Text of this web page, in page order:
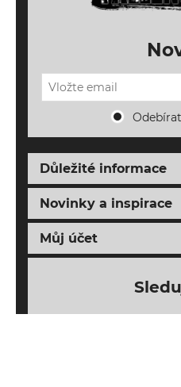
Odebírat
Důležité informace
Doprava, platba a
Napište nám
O FALLENS AIRSOFT
Novinky a inspirace
Nové produkty
Blog o airsoftu
Novinky z FALLENS
Můj účet
Moje objednávky